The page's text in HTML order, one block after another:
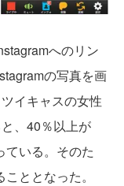
へのリン
の写真を画
イキャスの女性
、40％以上が
ている。そのた
ととなった。